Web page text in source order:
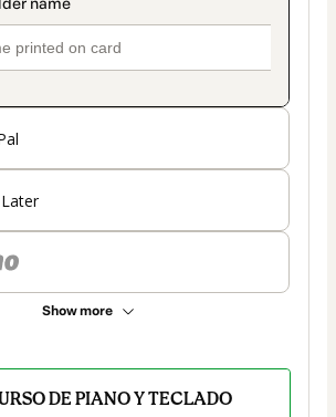
Show more
DE PIANO Y TECLADO